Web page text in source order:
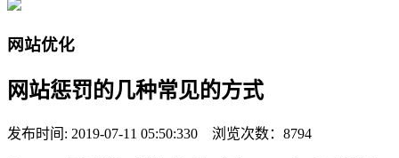
网站优化
网站惩罚的几种常见的方式
发布时间: 2019-07-11 05:50:330 浏览次数：8794